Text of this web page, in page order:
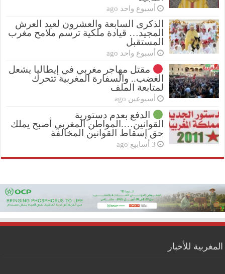
أسبوع واحد ago
الذكرى السابعة والعشرون لعيد العرش
المجيد… قيادة ملكية ترسم ملامح مغرب
المستقبل
أسبوع واحد ago
مقتل مهاجر مغربي في إيطاليا يشعل
الغضب.. والسفارة المغربية تتحرك
لمتابعة الملف
أسبوعين ago
الدفع بعدم دستورية
القوانين….المواطن المغربي أصبح يملك
حق إسقاط القوانين المخالفة
3 أسابيع ago
المغربية للأخبار